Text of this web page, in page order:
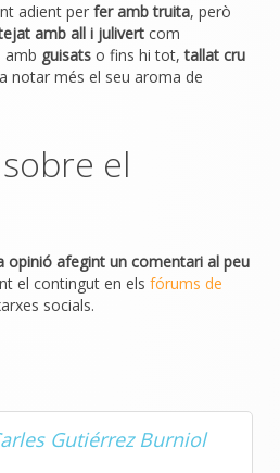
adient per fer amb truita, però
amb all i julivert com
amb guisats o fins hi tot,tallat cru
notar més el seu aroma de
el
opinió afegint un comentari al peu
el contingut en els fórums de
socials.
Gutiérrez Burniol